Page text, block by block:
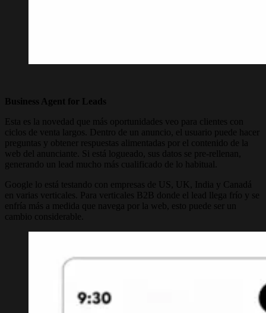
Business Agent for Leads
Esta es la novedad que más oportunidades veo para clientes con
ciclos de venta largos. Dentro de un anuncio, el usuario puede hacer
preguntas y obtener respuestas alimentadas por el contenido de la
web del anunciante. Si está logueado, sus datos se pre-rellenan,
generando un lead mucho más cualificado de lo habitual.
Google lo está testando con empresas de US, UK, India y Canadá
en varias verticales. Para verticales B2B donde el lead llega frío y se
enfría más a medida que navega por la web, esto puede ser un
cambio considerable.